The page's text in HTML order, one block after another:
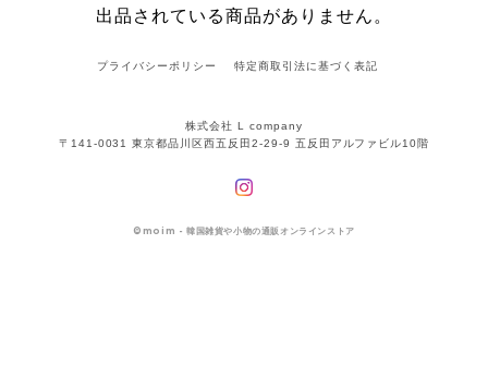
出品されている商品がありません。
株式会社 L company
〒141-0031 東京都品川区西五反田2-29-9 五反田アルファビル10階
© moim - 韓国雑貨や小物の通販オンラインストア
プライバシーポリシー 特定商取引法に基づく表記